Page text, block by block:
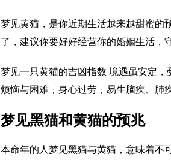
梦见黄猫，是你近期生活越来越甜蜜的
了，建议你要好好经营你的婚姻生活，
梦见一只黄猫的吉凶指数 境遇虽安定
烦恼与困难，身心过劳，易生脑疾、肺
梦见黑猫和黄猫的预兆
本命年的人梦见黑猫与黄猫，意味着不